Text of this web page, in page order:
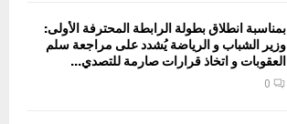
بمناسبة انطلاق بطولة الرابطة المحترفة الأولى:
وزير الشباب و الرياضة يُشدد على مراجعة سلم
العقوبات و اتخاذ قرارات صارمة للتصدي...
0